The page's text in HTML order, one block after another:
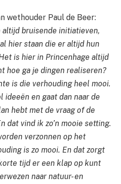
wethouder Paul de Beer:
altijd bruisende initiatieven,
hier staan die er altijd hun
is hier in Princenhage altijd
hoe ga je dingen realiseren?
is die verhouding heel mooi.
en gaat dan naar de
hebt met de vraag of de
dat vind ik zo’n mooie setting.
verzonnen op het
is zo mooi. En dat zorgt
tijd er een klap op kunt
naar natuur- en